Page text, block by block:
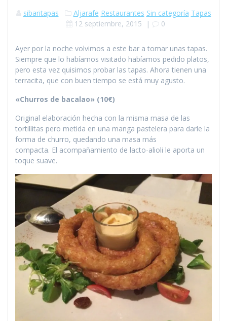
sibaritapas Aljarafe Restaurantes Sin categoría Tapas
12 septiembre, 2015 | 0
Ayer por la noche volvimos a este bar a tomar unas tapas.
Siempre que lo habíamos visitado habíamos pedido platos,
pero esta vez quisimos probar las tapas. Ahora tienen una
terracita, que con buen tiempo se está muy agusto.
«Churros de bacalao» (10€)
Original elaboración hecha con la misma masa de las
tortillitas pero metida en una manga pastelera para darle la
forma de churro, quedando una masa más
compacta. El acompañamiento de lacto-alioli le aporta un
toque suave.